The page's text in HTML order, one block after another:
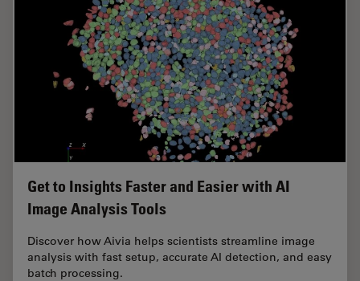
Get to Insights Faster and Easier with AI
Image Analysis Tools
Discover how Aivia helps scientists streamline image
analysis with fast setup, accurate AI detection, and easy
batch processing.